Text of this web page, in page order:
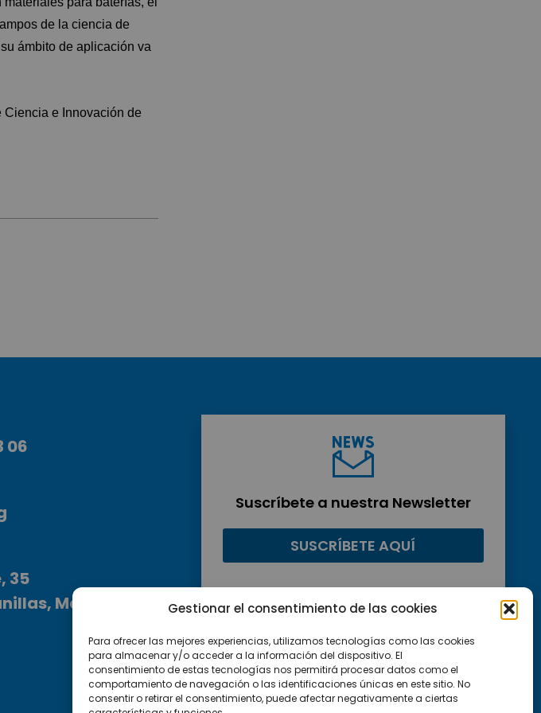
Gestionar el consentimiento de las cookies
Para ofrecer las mejores experiencias, utilizamos tecnologías como las cookies
para almacenar y/o acceder a la información del dispositivo. El
consentimiento de estas tecnologías nos permitirá procesar datos como el
comportamiento de navegación o las identificaciones únicas en este sitio. No
consentir o retirar el consentimiento, puede afectar negativamente a ciertas
de la ciencia de
ámbito de aplicación va
Ciencia e Innovación de
06
35
Málaga
Suscríbete a nuestra Newsletter
SUSCRÍBETE AQUÍ